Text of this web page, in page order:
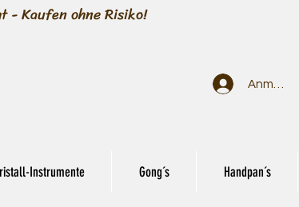
- Kaufen ohne Risiko!
Anmelden
Instrumente Gong´s Handpan´s